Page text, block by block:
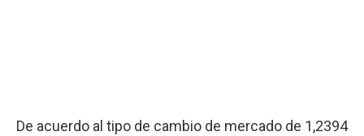
De acuerdo al tipo de cambio de mercado de 1,2394